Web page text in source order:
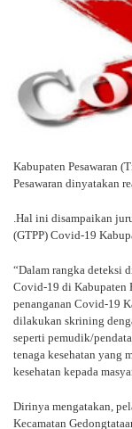
Kabupaten Pesawaran
Pesawaran dinyatakan
.Hal ini disampaikan
(GTPP) Covid-19
“Dalam rangka deteksi
Covid-19 di Kabupaten
penanganan Covid-19
dilakukan skrining
seperti pemudik/
tenaga kesehatan yang
kesehatan kepada
Dirinya mengatakan,
Kecamatan